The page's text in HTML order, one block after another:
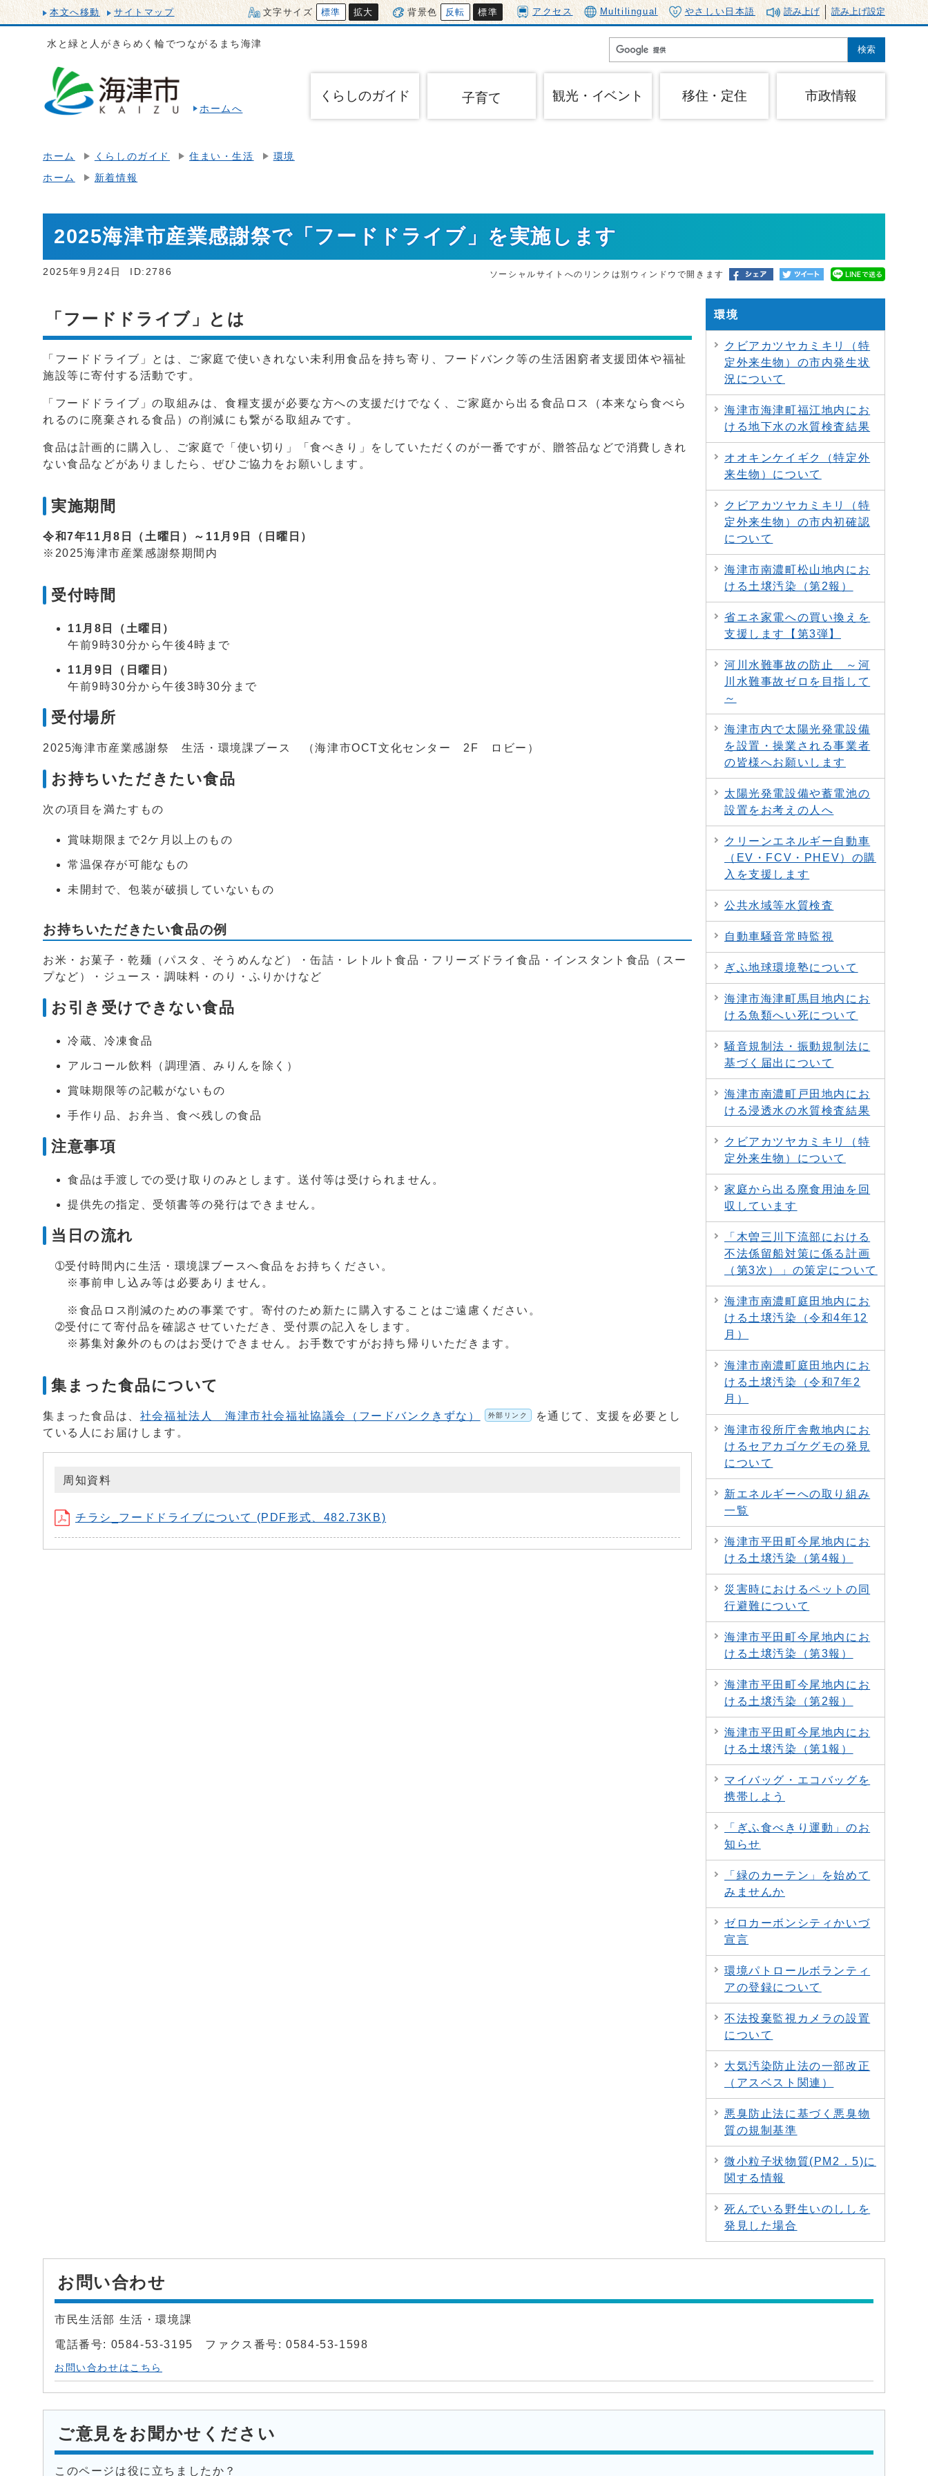
本文へ移動 サイトマップ 文字サイズ 標準 拡大 背景色 反転 標準 アクセス Multilingual やさしい日本語 読み上げ 読み上げ設定
水と緑と人がきらめく輪でつながるまち海津
ホームへ
くらしのガイド 子育て 観光・イベント 移住・定住 市政情報
ホーム くらしのガイド 住まい・生活 環境
ホーム 新着情報
2025海津市産業感謝祭で「フードドライブ」を実施します
2025年9月24日 ID:2786 ソーシャルサイトへのリンクは別ウィンドウで開きます
「フードドライブ」とは
「フードドライブ」とは、ご家庭で使いきれない未利用食品を持ち寄り、フードバンク等の生活困窮者支援団体や福祉
施設等に寄付する活動です。
「フードドライブ」の取組みは、食糧支援が必要な方への支援だけでなく、ご家庭から出る食品ロス（本来なら食べら
れるのに廃棄される食品）の削減にも繋がる取組みです。
食品は計画的に購入し、ご家庭で「使い切り」「食べきり」をしていただくのが一番ですが、贈答品などで消費しきれ
ない食品などがありましたら、ぜひご協力をお願いします。
実施期間
令和7年11月8日（土曜日）～11月9日（日曜日）
※2025海津市産業感謝祭期間内
受付時間
11月8日（土曜日）
午前9時30分から午後4時まで
11月9日（日曜日）
午前9時30分から午後3時30分まで
受付場所
2025海津市産業感謝祭 生活・環境課ブース （海津市OCT文化センター 2F ロビー）
お持ちいただきたい食品
次の項目を満たすもの
賞味期限まで2ケ月以上のもの
常温保存が可能なもの
未開封で、包装が破損していないもの
お持ちいただきたい食品の例
お米・お菓子・乾麺（パスタ、そうめんなど）・缶詰・レトルト食品・フリーズドライ食品・インスタント食品（スー
プなど）・ジュース・調味料・のり・ふりかけなど
お引き受けできない食品
冷蔵、冷凍食品
アルコール飲料（調理酒、みりんを除く）
賞味期限等の記載がないもの
手作り品、お弁当、食べ残しの食品
注意事項
食品は手渡しでの受け取りのみとします。送付等は受けられません。
提供先の指定、受領書等の発行はできません。
当日の流れ
➀受付時間内に生活・環境課ブースへ食品をお持ちください。
※事前申し込み等は必要ありません。
※食品ロス削減のための事業です。寄付のため新たに購入することはご遠慮ください。
➁受付にて寄付品を確認させていただき、受付票の記入をします。
※募集対象外のものはお受けできません。お手数ですがお持ち帰りいただきます。
集まった食品について
集まった食品は、 社会福祉法人 海津市社会福祉協議会（フードバンクきずな） 外部リンク
を通じて、支援を必要とし
ている人にお届けします。
周知資料
チラシ_フードドライブについて (PDF形式、482.73KB)
環境
クビアカツヤカミキリ（特
定外来生物）の市内発生状
況について
海津市海津町福江地内にお
ける地下水の水質検査結果
オオキンケイギク（特定外
来生物）について
クビアカツヤカミキリ（特
定外来生物）の市内初確認
について
海津市南濃町松山地内にお
ける土壌汚染（第2報）
省エネ家電への買い換えを
支援します【第3弾】
河川水難事故の防止 ～河
川水難事故ゼロを目指して
～
海津市内で太陽光発電設備
を設置・操業される事業者
の皆様へお願いします
太陽光発電設備や蓄電池の
設置をお考えの人へ
クリーンエネルギー自動車
（EV・FCV・PHEV）の購
入を支援します
公共水域等水質検査
自動車騒音常時監視
ぎふ地球環境塾について
海津市海津町馬目地内にお
ける魚類へい死について
騒音規制法・振動規制法に
基づく届出について
海津市南濃町戸田地内にお
ける浸透水の水質検査結果
クビアカツヤカミキリ（特
定外来生物）について
家庭から出る廃食用油を回
収しています
「木曽三川下流部における
不法係留船対策に係る計画
（第3次）」の策定について
海津市南濃町庭田地内にお
ける土壌汚染（令和4年12
月）
海津市南濃町庭田地内にお
ける土壌汚染（令和7年2
月）
海津市役所庁舎敷地内にお
けるセアカゴケグモの発見
について
新エネルギーへの取り組み
一覧
海津市平田町今尾地内にお
ける土壌汚染（第4報）
災害時におけるペットの同
行避難について
海津市平田町今尾地内にお
ける土壌汚染（第3報）
海津市平田町今尾地内にお
ける土壌汚染（第2報）
海津市平田町今尾地内にお
ける土壌汚染（第1報）
マイバッグ・エコバッグを
携帯しよう
「ぎふ食べきり運動」のお
知らせ
「緑のカーテン」を始めて
みませんか
ゼロカーボンシティかいづ
宣言
環境パトロールボランティ
アの登録について
不法投棄監視カメラの設置
について
大気汚染防止法の一部改正
（アスベスト関連）
悪臭防止法に基づく悪臭物
質の規制基準
微小粒子状物質(PM2．5)に
関する情報
死んでいる野生いのししを
発見した場合
お問い合わせ
市民生活部 生活・環境課
電話番号: 0584-53-3195 ファクス番号: 0584-53-1598
お問い合わせはこちら
ご意見をお聞かせください
このページは役に立ちましたか？